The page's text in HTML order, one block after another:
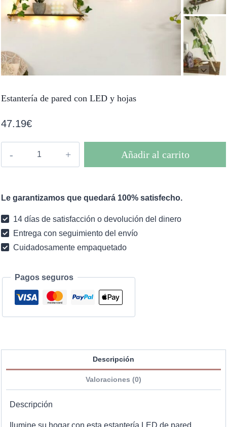
Estantería de pared con LED y hojas
47.19€
LED
hojas
cantidad
Añadir al carrito
Le garantizamos que quedará 100% satisfecho.
14 días de satisfacción o devolución del dinero
Entrega con seguimiento del envío
Cuidadosamente empaquetado
Pagos seguros
Descripción
Valoraciones (0)
Descripción
Ilumine su hogar con esta estantería LED de pared